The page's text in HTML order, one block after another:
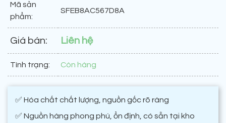
Mã sản
phẩm:
SFEB8AC567D8A
Giá bán: Liên hệ
Tình trạng: Còn hàng
✅ Hóa chất chất lượng, nguồn gốc rõ ràng
✅ Nguồn hàng phong phú, ổn định, có sẵn tại kho